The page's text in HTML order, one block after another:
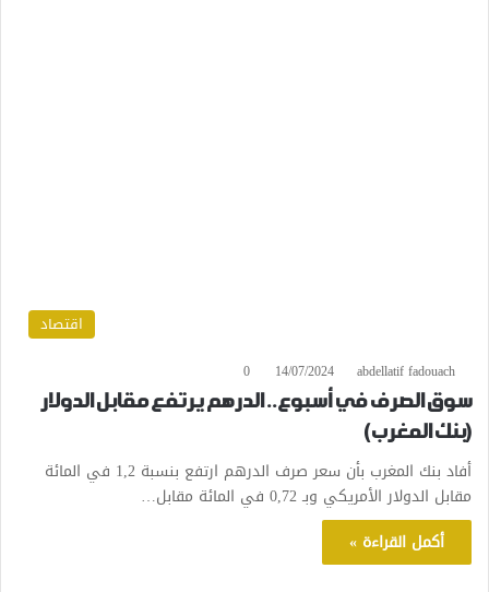
اقتصاد
abdellatif fadouach
14/07/2024
0
سوق الصرف في أسبوع.. الدرهم يرتفع مقابل الدولار
(بنك المغرب)
أفاد بنك المغرب بأن سعر صرف الدرهم ارتفع بنسبة 1,2 في المائة
مقابل الدولار الأمريكي وبـ 0,72 في المائة مقابل…
أكمل القراءة »